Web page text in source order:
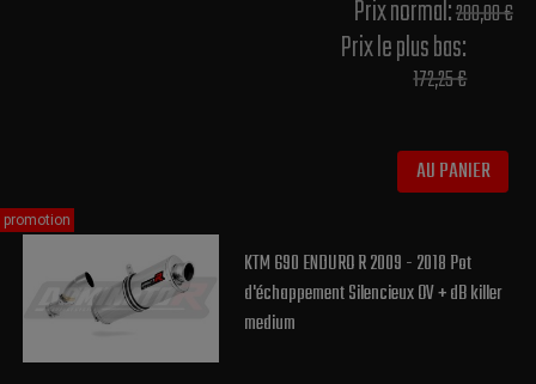
Prix normal​:200,00 €
Prix le plus bas:
172,25 €
AU PANIER
KTM 690 ENDURO R 2009 - 2018 Pot
d'échappement Silencieux OV + dB killer
medium
promotion